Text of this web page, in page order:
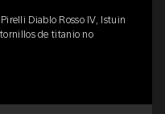
Diablo Rosso IV, Istuin
de titanio no